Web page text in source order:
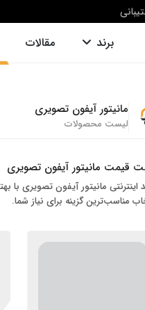
برند مقالات
مانیتور آیفون تصویری
لیست محصولات
قیمت مانیتور آیفون تصویری
اینترنتی مانیتور آیفون تصویری
مناسب‌ترین گزینه برای نیاز شما.